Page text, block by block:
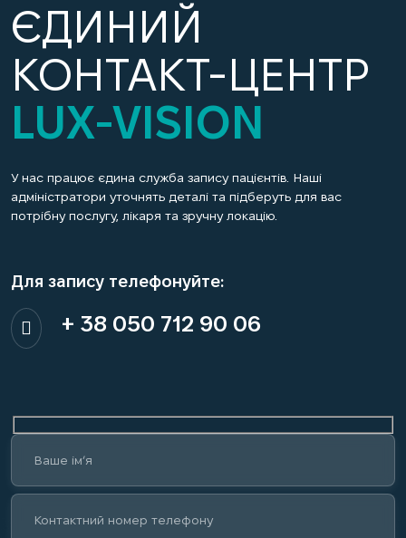
ЄДИНИЙ
КОНТАКТ-ЦЕНТР
LUX-VISION
У нас працює єдина служба запису пацієнтів. Наші
адміністратори уточнять деталі та підберуть для вас
потрібну послугу, лікаря та зручну локацію.
Для запису телефонуйте:
+ 38 050 712 90 06